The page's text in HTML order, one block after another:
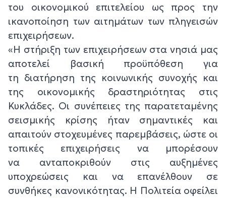
του οικονομικού επιτελείου ως προς την
ικανοποίηση των αιτημάτων των πληγεισών
επιχειρήσεων.
«Η στήριξη των επιχειρήσεων στα νησιά μας
αποτελεί βασική προϋπόθεση για
τη διατήρηση της κοινωνικής συνοχής και
της οικονομικής δραστηριότητας στις
Κυκλάδες. Οι συνέπειες της παρατεταμένης
σεισμικής κρίσης ήταν σημαντικές και
απαιτούν στοχευμένες παρεμβάσεις, ώστε οι
τοπικές επιχειρήσεις να μπορέσουν
να ανταποκριθούν στις αυξημένες
υποχρεώσεις και να επανέλθουν σε
συνθήκες κανονικότητας. Η Πολιτεία οφείλει